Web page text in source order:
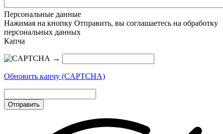
Персональные данные
Нажимая на кнопку Отправить, вы соглашаетесь на обработку
персональных данных
Капча
→
Обновить капчу (CAPTCHA)
Отправить